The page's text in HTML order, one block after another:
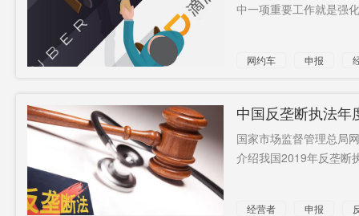
被众院传
唤
中国粉丝 核战争
美式豪夺
短期金融
产品
被迫退出
政坛
丁光辉
反华计划
网上车市
中一项重要工作就是强
网约车 申报
中国反垄断执法年
国家市场监督管理总局
介绍我国2019年反垄断
经营者 申报